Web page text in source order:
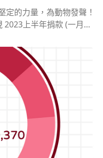
定的力量，為動物發聲！
上半年捐款 (一月至
Vegan9000景仁陳
沛蓉6000張淑芬6000
輝6000陳堯睿6000陳柏
素素5400
瑜4800JJ4500林采葳4
張*雯3600陳怡君3
計師事務所3000王穎婷3
鄭*益3000陳駿達300
陳景仁2400夠維根Go